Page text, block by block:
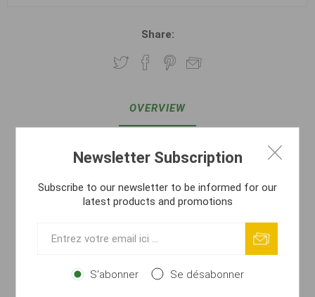
Share:
OVERVIEW
FABRICANT
Newsletter Subscription
Subscribe to our newsletter to be informed for our
latest products and promotions
S'abonner Se désabonner